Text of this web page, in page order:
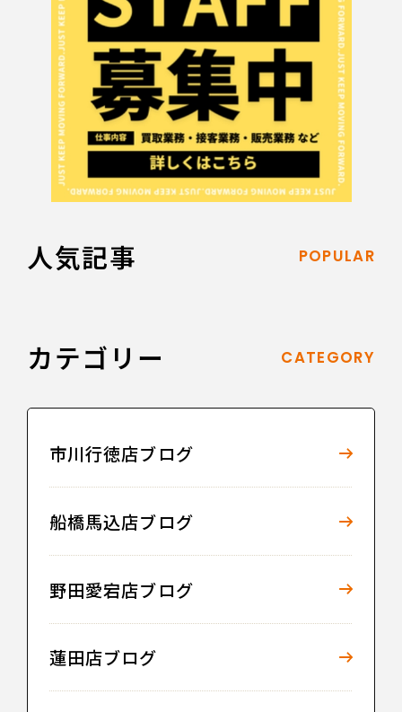
人気記事 POPULAR
カテゴリー CATEGORY
市川行徳店ブログ
船橋馬込店ブログ
野田愛宕店ブログ
蓮田店ブログ